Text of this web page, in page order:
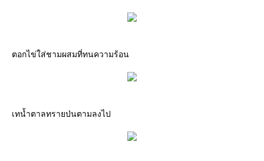
ตอกไข่ใส่ชามผสมที่ทนความร้อน
เทน้ำตาลทรายป่นตามลงไป